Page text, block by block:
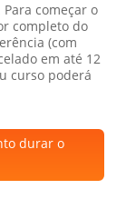
começar o
completo do
(com
em até 12
curso poderá
durar o